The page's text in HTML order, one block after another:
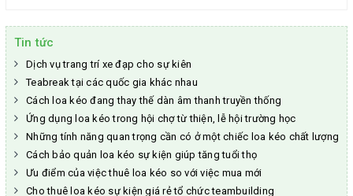
Tin tức
Dịch vụ trang trí xe đạp cho sự kiên
Teabreak tại các quốc gia khác nhau
Cách loa kéo đang thay thế dàn âm thanh truyền thống
Ứng dụng loa kéo trong hội chợ từ thiện, lễ hội trường học
Những tính năng quan trọng cần có ở một chiếc loa kéo chất lượng
Cách bảo quản loa kéo sự kiện giúp tăng tuổi thọ
Ưu điểm của việc thuê loa kéo so với việc mua mới
Cho thuê loa kéo sự kiện giá rẻ tổ chức teambuilding